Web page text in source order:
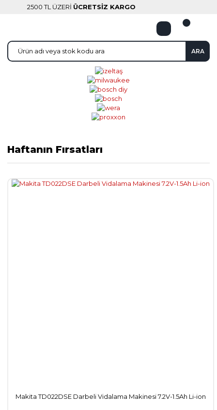
2500 TL ÜZERİ ÜCRETSİZ KARGO
ARA
Haftanın Fırsatları
Makita TD022DSE Darbeli Vidalama Makinesi 7.2V-1.5Ah Li-ion